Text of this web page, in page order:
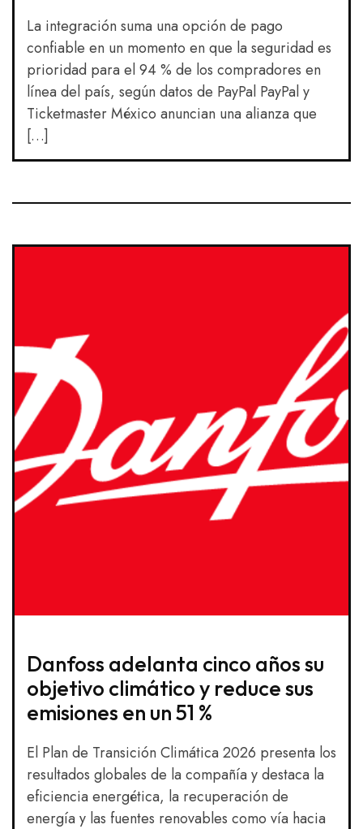
La integración suma una opción de pago
confiable en un momento en que la seguridad es
prioridad para el 94 % de los compradores en
línea del país, según datos de PayPal PayPal y
Ticketmaster México anuncian una alianza que
[…]
Danfoss adelanta cinco años su
objetivo climático y reduce sus
emisiones en un 51 %
El Plan de Transición Climática 2026 presenta los
resultados globales de la compañía y destaca la
eficiencia energética, la recuperación de
energía y las fuentes renovables como vía hacia